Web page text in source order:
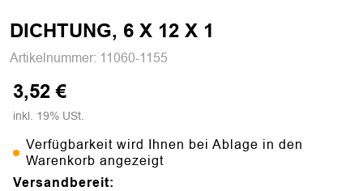
DICHTUNG, 6 X 12 X 1
Artikelnummer: 11060-1155
3,52 €
inkl. 19% USt.
Verfügbarkeit wird Ihnen bei Ablage in den
Warenkorb angezeigt
Versandbereit: